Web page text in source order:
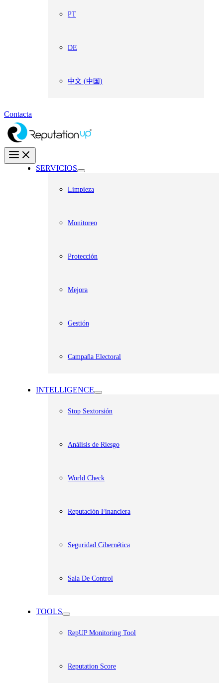
PT
DE
中文 (中国)
Contacta
SERVICIOS
Limpieza
Monitoreo
Protección
Mejora
Gestión
Campaña Electoral
INTELLIGENCE
Stop Sextorsión
Análisis de Riesgo
World Check
Reputación Financiera
Seguridad Cibernética
Sala De Control
TOOLS
RepUP Monitoring Tool
Reputation Score